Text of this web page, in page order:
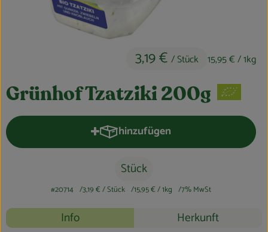
Bäckerei
Kosmetik
Haus, Garten & Co.
Über uns
Grünhof Tzatziki 200g
3,19 € / Stück 15,95 €/ 1kg
hinzufügen
Produkt zum Warenkorb
Stück
#20714 3,19 €/ Stück 15,95 €/ 1kg 7% MwSt
Rezepte
Info Herkunft